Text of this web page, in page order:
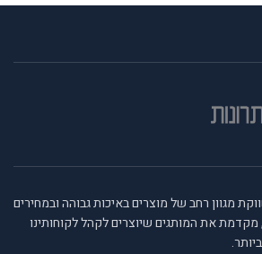
מגוון רחב של מוצרים באיכות גבוהה ובמחירים
את המותגים שיוצרים לקהל לקוחותינו